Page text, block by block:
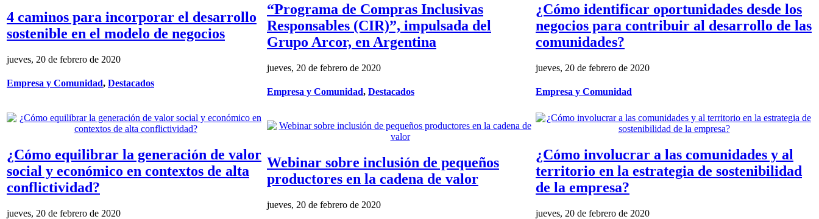
4 caminos para incorporar el desarrollo
sostenible en el modelo de negocios
jueves, 20 de febrero de 2020
Empresa y Comunidad, Destacados
“Programa de Compras Inclusivas
Responsables (CIR)”, impulsada del
Grupo Arcor, en Argentina
jueves, 20 de febrero de 2020
Empresa y Comunidad, Destacados
¿Cómo identificar oportunidades desde los
negocios para contribuir al desarrollo de las
comunidades?
jueves, 20 de febrero de 2020
Empresa y Comunidad
¿Cómo equilibrar la generación de valor
social y económico en contextos de alta
conflictividad?
jueves, 20 de febrero de 2020
Webinar sobre inclusión de pequeños
productores en la cadena de valor
jueves, 20 de febrero de 2020
¿Cómo involucrar a las comunidades y al
territorio en la estrategia de sostenibilidad
de la empresa?
jueves, 20 de febrero de 2020